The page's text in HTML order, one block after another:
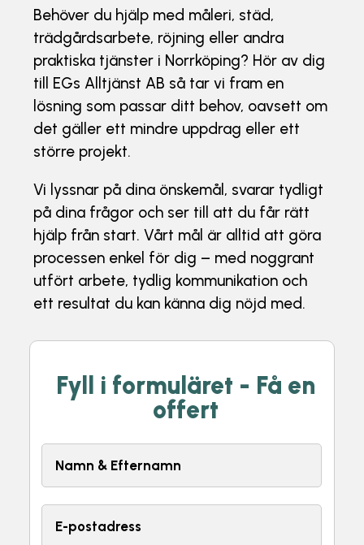
Behöver du hjälp med måleri, städ,
trädgårdsarbete, röjning eller andra
praktiska tjänster i Norrköping? Hör av dig
till EGs Alltjänst AB så tar vi fram en
lösning som passar ditt behov, oavsett om
det gäller ett mindre uppdrag eller ett
större projekt.
Vi lyssnar på dina önskemål, svarar tydligt
på dina frågor och ser till att du får rätt
hjälp från start. Vårt mål är alltid att göra
processen enkel för dig – med noggrant
utfört arbete, tydlig kommunikation och
ett resultat du kan känna dig nöjd med.
Fyll i formuläret - Få en
offert